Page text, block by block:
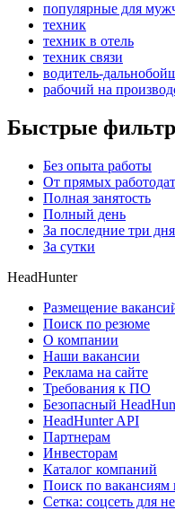
популярные для
техник
техник в отель
техник связи
водитель-
рабочий на
Быстрые
Без опыта работы
От прямых
Полная занятость
Полный день
За последние три дня
За сутки
HeadHunter
Размещение
Поиск по резюме
О компании
Наши вакансии
Реклама на сайте
Требования к ПО
Безопасный
HeadHunter API
Партнерам
Инвесторам
Каталог компаний
Поиск по вакансиям
Сетка: соцсеть для